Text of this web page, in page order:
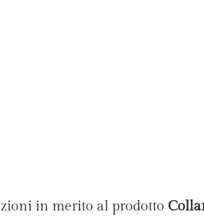
in merito al prodotto